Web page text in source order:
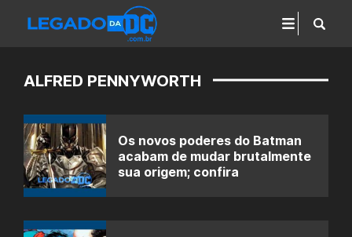
ALFRED PENNYWORTH
Os novos poderes do Batman
acabam de mudar brutalmente
sua origem; confira